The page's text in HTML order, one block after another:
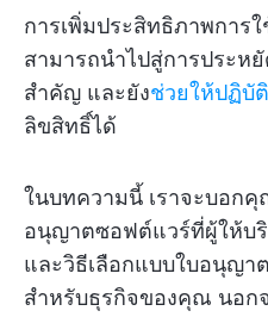
การเพิ่มประสิทธิภาพการ
สามารถนำไปสู่การประห
สำคัญ และยังช่วยให้ปฏิบั
ลิขสิทธิ์ได้
ในบทความนี้ เราจะบอกคุ
อนุญาตซอฟต์แวร์ที่ผู้ให้บ
และวิธีเลือกแบบใบอนุญ
สำหรับธุรกิจของคุณ นอก